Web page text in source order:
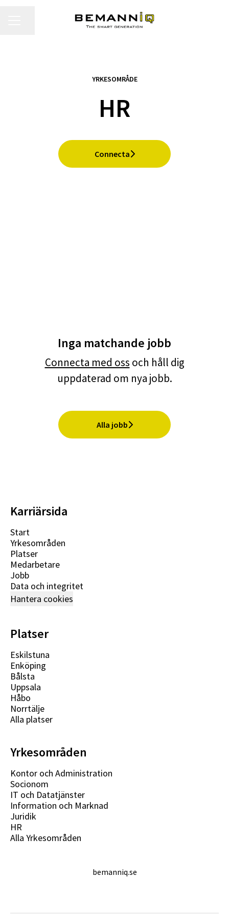
YRKESOMRÅDE
HR
Connecta
Inga matchande jobb
Connecta med oss och håll dig
uppdaterad om nya jobb.
Alla jobb
Karriärsida
Start
Yrkesområden
Platser
Medarbetare
Jobb
Data och integritet
Hantera cookies
Platser
Eskilstuna
Enköping
Bålsta
Uppsala
Håbo
Norrtälje
Alla platser
Yrkesområden
Kontor och Administration
Socionom
IT och Datatjänster
Information och Marknad
Juridik
HR
Alla Yrkesområden
bemanniq.se